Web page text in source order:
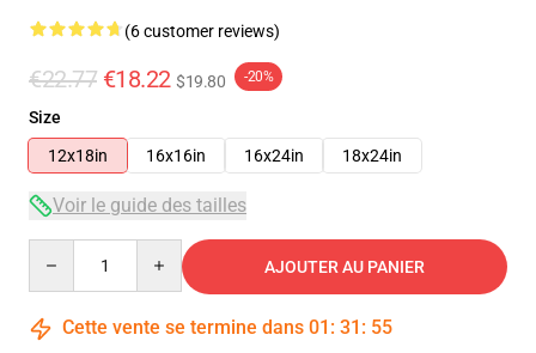
(6 customer reviews)
€22.77 €18.22 $19.80 -20%
Size
12x18in
16x16in 16x24in 18x24in
Voir le guide des tailles
AJOUTER AU PANIER
Cette vente se termine dans 01 : 31 : 54